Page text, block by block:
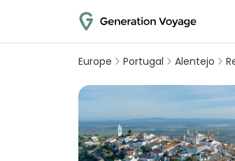
Europe Portugal Alentejo